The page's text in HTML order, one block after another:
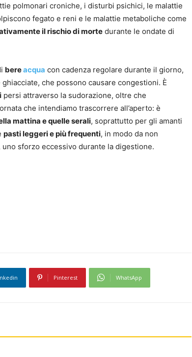
polmonari croniche, i disturbi psichici, le malattie
fegato e reni e le malattie metaboliche come
il rischio di morte durante le ondate di
bereacqua con cadenza regolare durante il giorno,
che possono causare congestioni. È
persi attraverso la sudorazione, oltre che
che intendiamo trascorrere all’aperto: è
mattina e quelle serali, soprattutto per gli amanti
pasti leggeri e più frequenti, in modo da non
sforzo eccessivo durante la digestione.
Pinterest WhatsApp